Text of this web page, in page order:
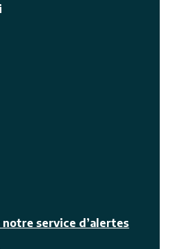
notre service d’alertes